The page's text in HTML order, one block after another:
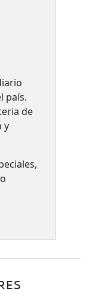
país.​
de
y